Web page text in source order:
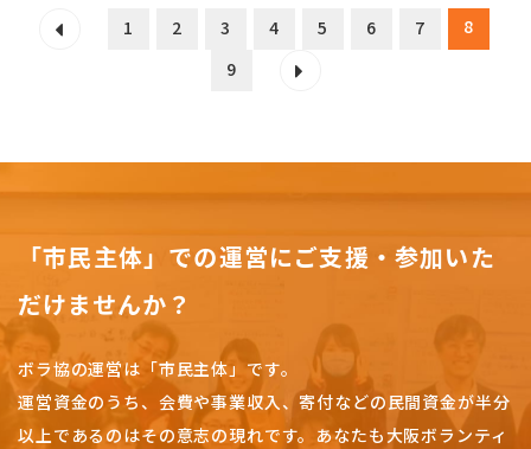
1 2 3 4 5 6 7
8
9
「市民主体」での運営にご支援・参加いた
だけませんか？
ボラ協の運営は「市民主体」です。
運営資金のうち、会費や事業収入、寄付などの民間資金が半分
以上であるのはその意志の現れです。 あなたも大阪ボランティ